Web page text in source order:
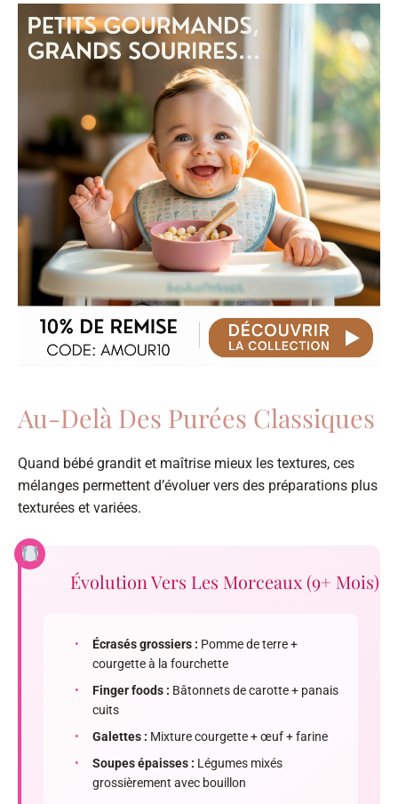
Au-Delà Des Purées Classiques
Quand bébé grandit et maîtrise mieux les textures, ces
mélanges permettent d’évoluer vers des préparations plus
texturées et variées.
Évolution Vers Les Morceaux (9+ Mois)
• Écrasés grossiers : Pomme de terre +
courgette à la fourchette
•
Finger foods : Bâtonnets de carotte + panais
cuits
•
Galettes : Mixture courgette + œuf + farine
•
Soupes épaisses : Légumes mixés
grossièrement avec bouillon